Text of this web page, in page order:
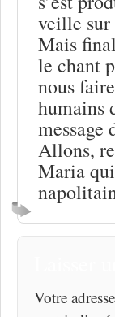
veille
Mais
le chant
nous
humains
message
Allons,
Maria
Votre